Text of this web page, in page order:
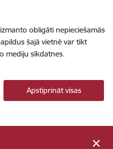
obligāti nepieciešamās
šajā vietnē var tikt
mediju sīkdatnes.
Apstiprināt visas